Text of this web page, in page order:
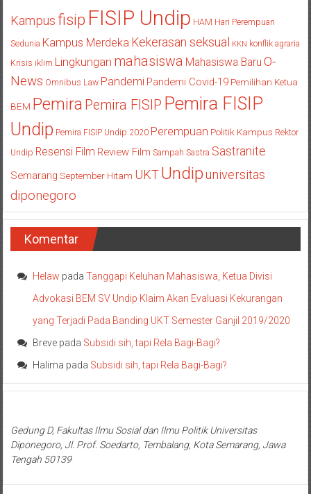
Kampus fisip FISIP Undip HAM Hari Perempuan
Sedunia Kampus Merdeka Kekerasan seksual KKN konflik agraria
Krisis iklim Lingkungan mahasiswa Mahasiswa Baru O-
News Omnibus Law Pandemi Pandemi Covid-19 Pemilihan Ketua
BEM Pemira Pemira FISIP Pemira FISIP
Undip Pemira FISIP Undip 2020 Perempuan Politik Kampus Rektor
Undip Resensi Film Review Film Sampah Sastra Sastranite
Semarang September Hitam UKTUndipuniversitas
diponegoro
Komentar
Helaw padaTanggapi Keluhan Mahasiswa, Ketua Divisi
Advokasi BEM SV Undip Klaim Akan Evaluasi Kekurangan
yang Terjadi Pada Banding UKT Semester Ganjil 2019/2020
Breve pada Subsidi sih, tapi Rela Bagi-Bagi?
Halima pada Subsidi sih, tapi Rela Bagi-Bagi?
Gedung D, Fakultas Ilmu Sosial dan Ilmu Politik Universitas
Diponegoro, Jl. Prof. Soedarto, Tembalang, Kota Semarang, Jawa
Tengah 50139